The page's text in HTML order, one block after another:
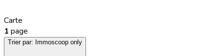
Carte
1 page
Trier par: Immoscoop only